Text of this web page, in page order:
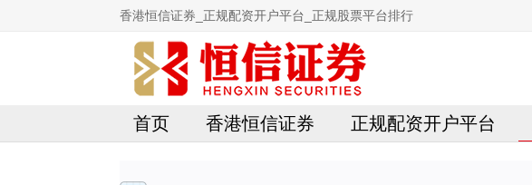
香港恒信证券_正规配资开户平台_正规股票平台排行
首页 香港恒信证券 正规配资开户平台